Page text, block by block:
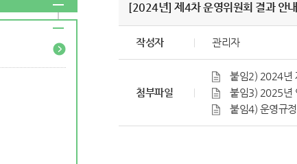
[2024년] 제4차 운영위원회 결과 안내
작성자 관리자
첨부파일
붙임2) 2024년
붙임3) 2025년
붙임4) 운영규